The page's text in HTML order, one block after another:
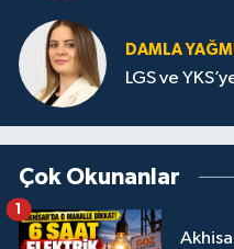
DAMLA
LGS ve
Çok Okunanlar
1